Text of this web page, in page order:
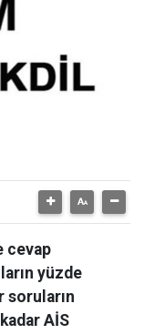
cevap
yüzde
soruların
AİS